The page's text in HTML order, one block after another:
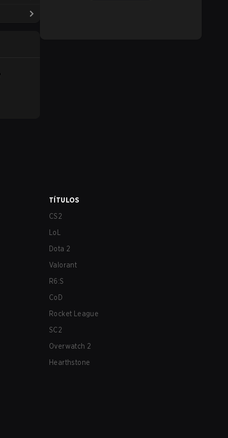
TÍTULOS
CS2
LoL
Dota 2
Valorant
R6:S
CoD
Rocket League
SC2
Overwatch 2
Hearthstone